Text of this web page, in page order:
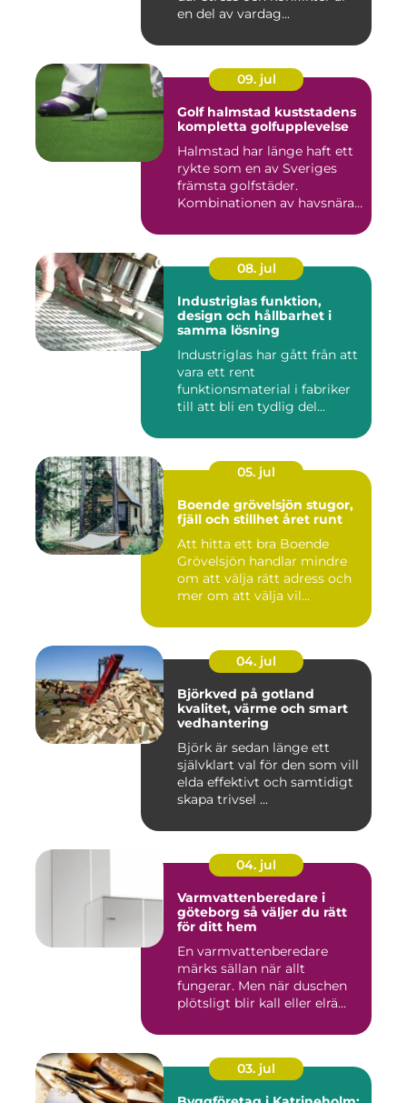
en del av vardag...
09. jul
Golf halmstad kuststadens
kompletta golfupplevelse
Halmstad har länge haft ett
rykte som en av Sveriges
främsta golfstäder.
Kombinationen av havsnära
08. jul
Industriglas funktion,
design och hållbarhet i
samma lösning
Industriglas har gått från att
vara ett rent
funktionsmaterial i fabriker
till att bli en tydlig del...
05. jul
Boende grövelsjön stugor,
fjäll och stillhet året runt
Att hitta ett bra Boende
Grövelsjön handlar mindre
om att välja rätt adress och
mer om att välja vil...
04. jul
Björkved på gotland
kvalitet, värme och smart
vedhantering
Björk är sedan länge ett
självklart val för den som vill
elda effektivt och samtidigt
skapa trivsel ...
04. jul
Varmvattenberedare i
göteborg så väljer du rätt
för ditt hem
En varmvattenberedare
märks sällan när allt
fungerar. Men när duschen
plötsligt blir kall eller elrä...
03. jul